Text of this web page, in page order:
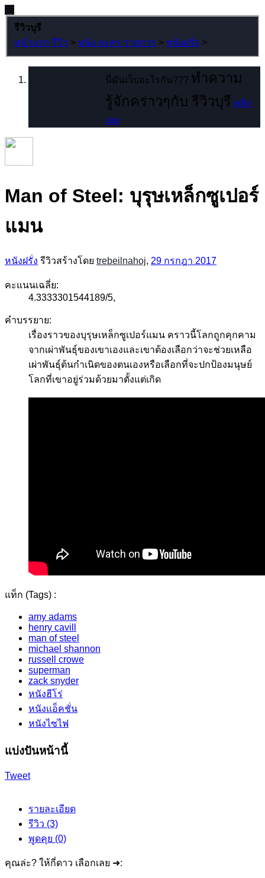
รีวิวบุรี
หน้าแรก รีวิว > หนัง ละคร รายการ > หนังฝรั่ง >
นี่มันเว็บอะไรกัน??? ทำความ
รู้จักคร่าวๆกับ รีวิวบุรี คลิก
เลย
Man of Steel: บุรุษเหล็กซูเปอร์
แมน
หนังฝรั่ง รีวิวสร้างโดย trebeilnahoj, 29 กรกฎา 2017
คะแนนเฉลี่ย:
4.3333301544189/5,
คำบรรยาย:
เรื่องราวของบุรุษเหล็กซูเปอร์แมน คราวนี้โลกถูกคุกคาม
จากเผ่าพันธุ์ของเขาเองและเขาต้องเลือกว่าจะช่วยเหลือ
เผ่าพันธุ์ต้นกำเนิดของตนเองหรือเลือกที่จะปกป้องมนุษย์
โลกที่เขาอยู่ร่วมด้วยมาตั้งแต่เกิด
แท็ก (Tags) :
amy adams
henry cavill
man of steel
michael shannon
russell crowe
superman
zack snyder
หนังฮีโร่
หนังแอ็คชั่น
หนังไซไฟ
แบ่งปันหน้านี้
Tweet
รายละเอียด
รีวิว (3)
พูดคุย (0)
คุณล่ะ? ให้กี่ดาว เลือกเลย ➜: